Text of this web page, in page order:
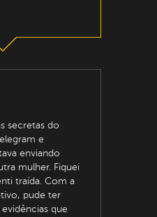
secretas do
e
enviando
mulher. Fiquei
traída. Com a
pude ter
que